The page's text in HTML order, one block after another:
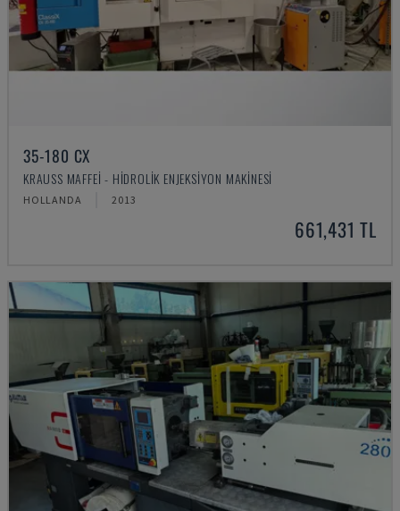
35-180 CX
KRAUSS MAFFEI - HIDROLIK ENJEKSIYON MAKINESI
HOLLANDA 2013
661,431 TL